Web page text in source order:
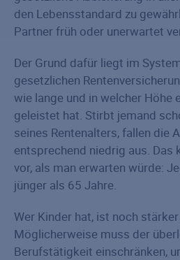
den Lebensstandard zu
Partner früh oder unerwartet
Der Grund dafür liegt im
gesetzlichen
wie lange und in welcher Höhe
geleistet hat. Stirbt jemand
seines Rentenalters, fallen die
entsprechend niedrig aus.
vor, als man erwarten würde:
jünger als 65 Jahre.
Wer Kinder hat, ist noch
Möglicherweise muss der
Berufstätigkeit einschränken,